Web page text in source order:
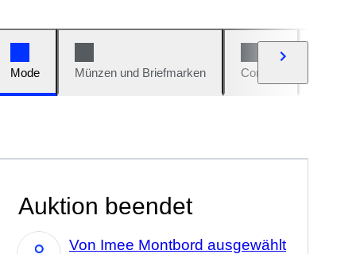
Mode Münzen und Briefmarken Comics
Auktion beendet
Von Imee Montbord ausgewählt